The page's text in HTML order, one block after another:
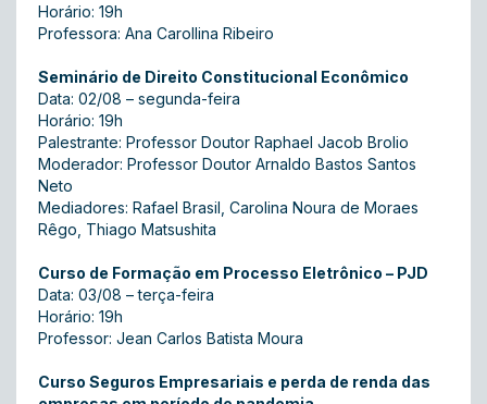
Horário: 19h
Professora: Ana Carollina Ribeiro
Seminário de Direito Constitucional Econômico
Data: 02/08 – segunda-feira
Horário: 19h
Palestrante: Professor Doutor Raphael Jacob Brolio
Moderador: Professor Doutor Arnaldo Bastos Santos
Neto
Mediadores: Rafael Brasil, Carolina Noura de Moraes
Rêgo, Thiago Matsushita
Curso de Formação em Processo Eletrônico – PJD
Data: 03/08 – terça-feira
Horário: 19h
Professor: Jean Carlos Batista Moura
Curso Seguros Empresariais e perda de renda das